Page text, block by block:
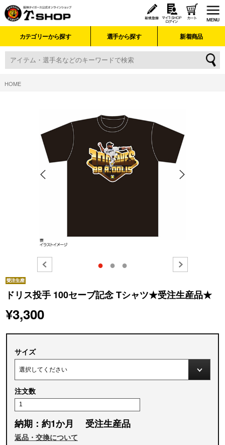
カテゴリーから探す 選手から探す 新着商品
HOME
● ● ●
ドリス投手 100セーブ記念 Tシャツ★受注生産品★
¥3,300
サイズ
注文数
納期：約1か月 受注生産品
返品・交換について